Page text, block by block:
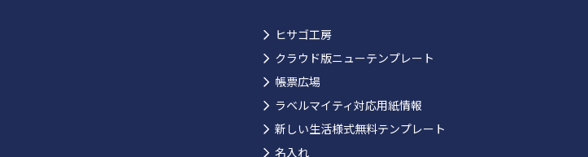
ヒサゴ工房
クラウド版ニューテンプレート
帳票広場
ラベルマイティ対応用紙情報
新しい生活様式無料テンプレート
名入れ